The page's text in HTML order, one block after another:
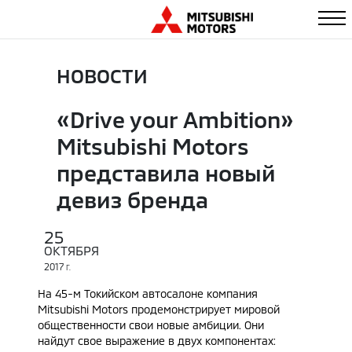
НОВОСТИ
«Drive your Ambition»
Mitsubishi Motors
представила новый
девиз бренда
25
ОКТЯБРЯ
2017 Г.
На 45-м Токийском автосалоне компания
Mitsubishi Motors продемонстрирует мировой
общественности свои новые амбиции. Они
найдут свое выражение в двух компонентах: